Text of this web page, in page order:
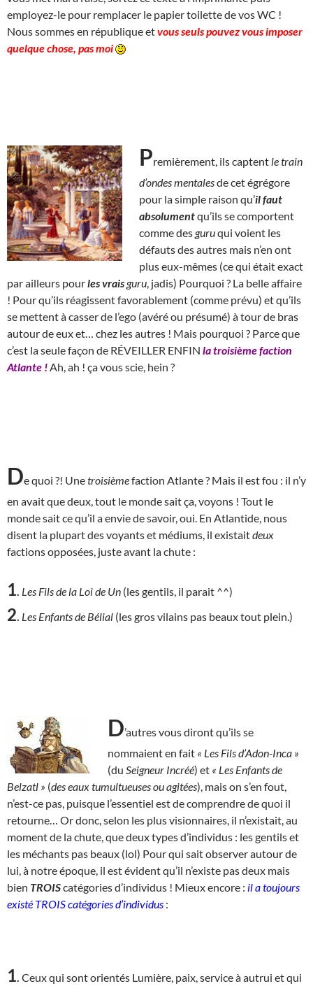
employez-le pour remplacer le papier toilette de vos WC !
Nous sommes en république etvous seuls pouvez vous imposer
quelque chose, pas moi
Premièrement, ils captent le train
d’ondes mentalesde cet égrégore
pour la simple raison qu’il faut
absolumentqu’ils se comportent
comme des guruqui voient les
défauts des autres mais n’en ont
plus eux-mêmes (ce qui était exact
par ailleurs pourlesvrais guru , jadis) Pourquoi ? La belle affaire
! Pour qu’ils réagissent favorablement (comme prévu) et qu’ils
se mettent à casser de l’ego (avéré ou présumé) à tour de bras
autour de eux et… chez les autres ! Mais pourquoi ? Parce que
c’est la seule façon de RÉVEILLER ENFIN la troisième faction
Atlante ! Ah, ah ! ça vous scie, hein ?
De quoi ?! Unetroisièmefaction Atlante ? Mais il est fou : il n’y
en avait que deux, tout le monde sait ça, voyons ! Tout le
monde sait ce qu’il a envie de savoir, oui. En Atlantide, nous
disent la plupart des voyants et médiums, il existaitdeux
factions opposées, juste avant la chute :
1 Les Fils de la Loi de Un (les gentils, il parait ^^)
2 Les Enfants de Bélial (les gros vilains pas beaux tout plein.)
D’autres vous diront qu’ils se
nommaient en fait « Les Fils d’Adon-Inca »
(du Seigneur Incréé) et « Les Enfants de
Belzatl » (des eaux tumultueuses ou agitées), mais on s’en fout,
n’est-ce pas, puisque l’essentiel est de comprendre de quoi il
retourne… Or donc, selon les plus visionnaires, il n’existait, au
moment de la chute, que deux types d’individus : les gentils et
les méchants pas beaux (lol) Pour qui sait observer autour de
lui, à notre époque, il est évident qu’il n’existe pas deux mais
bien TROIScatégories d’individus ! Mieux encore : il a toujours
existé TROIS catégories d’individus :
1 Ceux qui sont orientés Lumière, paix, service à autrui et qui